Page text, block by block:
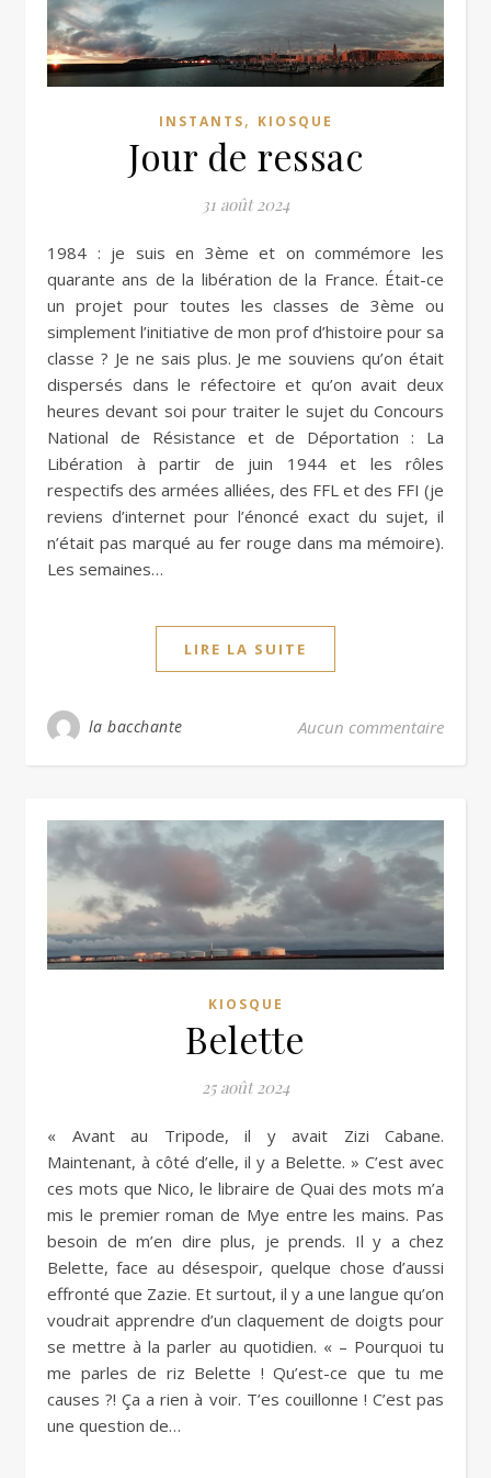
INSTANTS, KIOSQUE
Jour de ressac
31 août 2024
1984 : je suis en 3ème et on commémore les
quarante ans de la libération de la France. Était-ce
un projet pour toutes les classes de 3ème ou
simplement l’initiative de mon prof d’histoire pour sa
classe ? Je ne sais plus. Je me souviens qu’on était
dispersés dans le réfectoire et qu’on avait deux
heures devant soi pour traiter le sujet du Concours
National de Résistance et de Déportation : La
Libération à partir de juin 1944 et les rôles
respectifs des armées alliées, des FFL et des FFI (je
reviens d’internet pour l’énoncé exact du sujet, il
n’était pas marqué au fer rouge dans ma mémoire).
Les semaines…
LIRE LA SUITE
la bacchante Aucun commentaire
KIOSQUE
Belette
25 août 2024
« Avant au Tripode, il y avait Zizi Cabane.
Maintenant, à côté d’elle, il y a Belette. » C’est avec
ces mots que Nico, le libraire de Quai des mots m’a
mis le premier roman de Mye entre les mains. Pas
besoin de m’en dire plus, je prends. Il y a chez
Belette, face au désespoir, quelque chose d’aussi
effronté que Zazie. Et surtout, il y a une langue qu’on
voudrait apprendre d’un claquement de doigts pour
se mettre à la parler au quotidien. « – Pourquoi tu
me parles de riz Belette ! Qu’est-ce que tu me
causes ?! Ça a rien à voir. T’es couillonne ! C’est pas
une question de…